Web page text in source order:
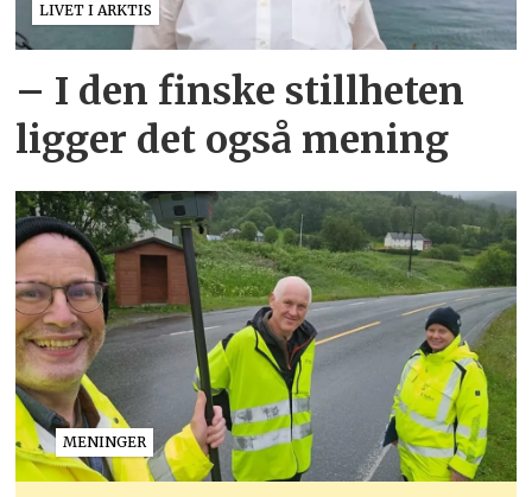
LIVET I ARKTIS
– I den finske stillheten
ligger det også mening
MENINGER